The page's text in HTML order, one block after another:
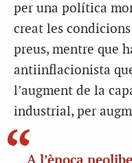
per una política
creat les
preus, mentre que
antiinflacionista
l’augment de la
industrial, per